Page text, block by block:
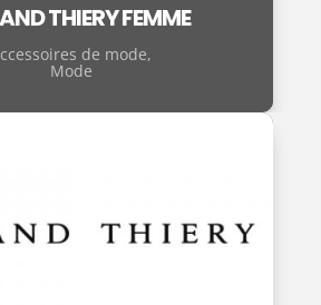
THIERY FEMME
de mode,
Mode